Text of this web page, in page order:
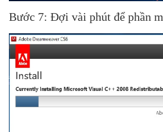
Bước 7: Đợi vài phút để phần